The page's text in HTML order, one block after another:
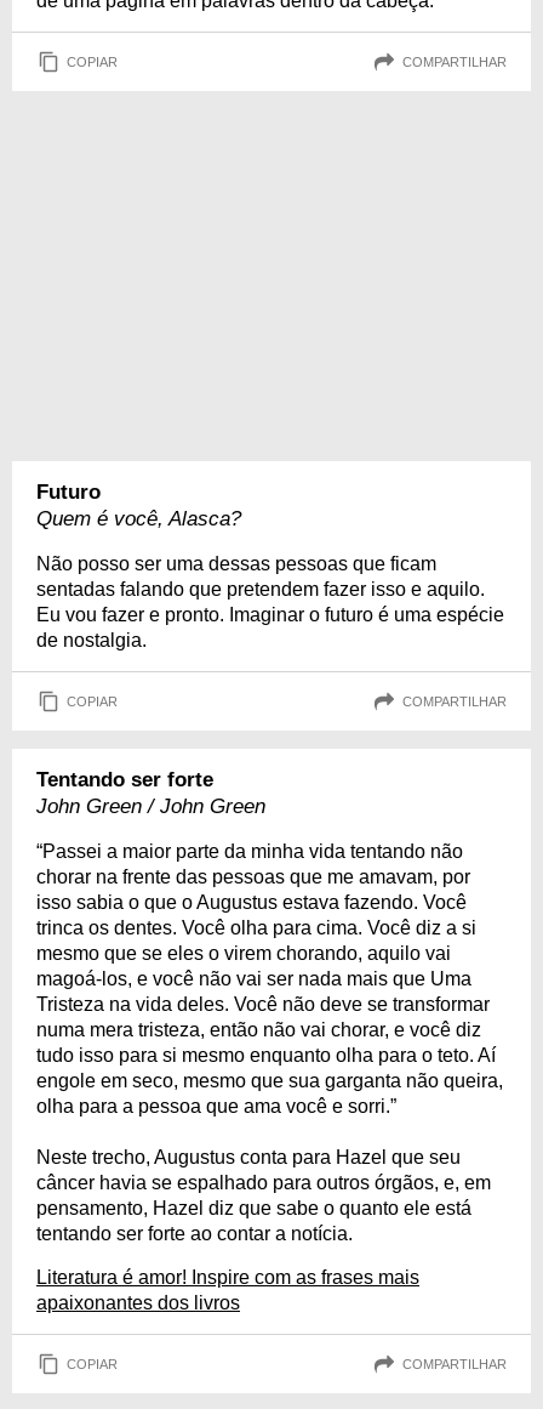
COPIAR COMPARTILHAR
Futuro
Quem é você, Alasca?
Não posso ser uma dessas pessoas que ficam
sentadas falando que pretendem fazer isso e aquilo.
Eu vou fazer e pronto. Imaginar o futuro é uma espécie
de nostalgia.
COPIAR COMPARTILHAR
Tentando ser forte
John Green / John Green
“Passei a maior parte da minha vida tentando não
chorar na frente das pessoas que me amavam, por
isso sabia o que o Augustus estava fazendo. Você
trinca os dentes. Você olha para cima. Você diz a si
mesmo que se eles o virem chorando, aquilo vai
magoá-los, e você não vai ser nada mais que Uma
Tristeza na vida deles. Você não deve se transformar
numa mera tristeza, então não vai chorar, e você diz
tudo isso para si mesmo enquanto olha para o teto. Aí
engole em seco, mesmo que sua garganta não queira,
olha para a pessoa que ama você e sorri.”
Neste trecho, Augustus conta para Hazel que seu
câncer havia se espalhado para outros órgãos, e, em
pensamento, Hazel diz que sabe o quanto ele está
tentando ser forte ao contar a notícia.
Literatura é amor! Inspire com as frases mais
apaixonantes dos livros
COPIAR COMPARTILHAR